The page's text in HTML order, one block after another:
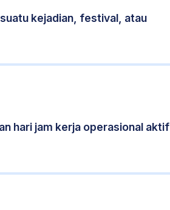
kejadian, festival, atau
hari jam kerja operasional aktif